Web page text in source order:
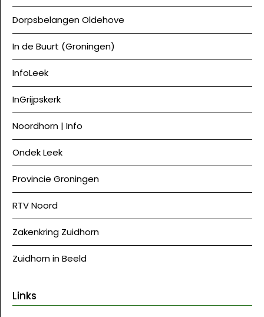
Dorpsbelangen Oldehove
In de Buurt (Groningen)
InfoLeek
InGrijpskerk
Noordhorn | Info
Ondek Leek
Provincie Groningen
RTV Noord
Zakenkring Zuidhorn
Zuidhorn in Beeld
Links